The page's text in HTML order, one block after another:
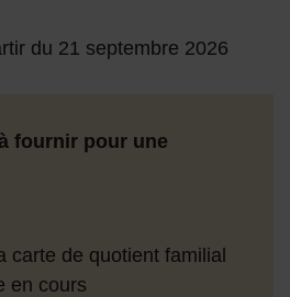
du 21 septembre 2026
fournir pour une
carte de quotient familial
en cours